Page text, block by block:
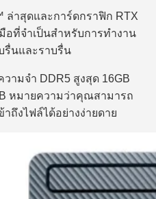
ล่าสุดและการ์ดกราฟิก RTX
อที่จำเป็นสำหรับการทำงาน
รื่นและราบรื่น
ามจำ DDR5 สูงสุด 16GB
หมายความว่าคุณสามารถ
ถึงไฟล์ได้อย่างง่ายดาย